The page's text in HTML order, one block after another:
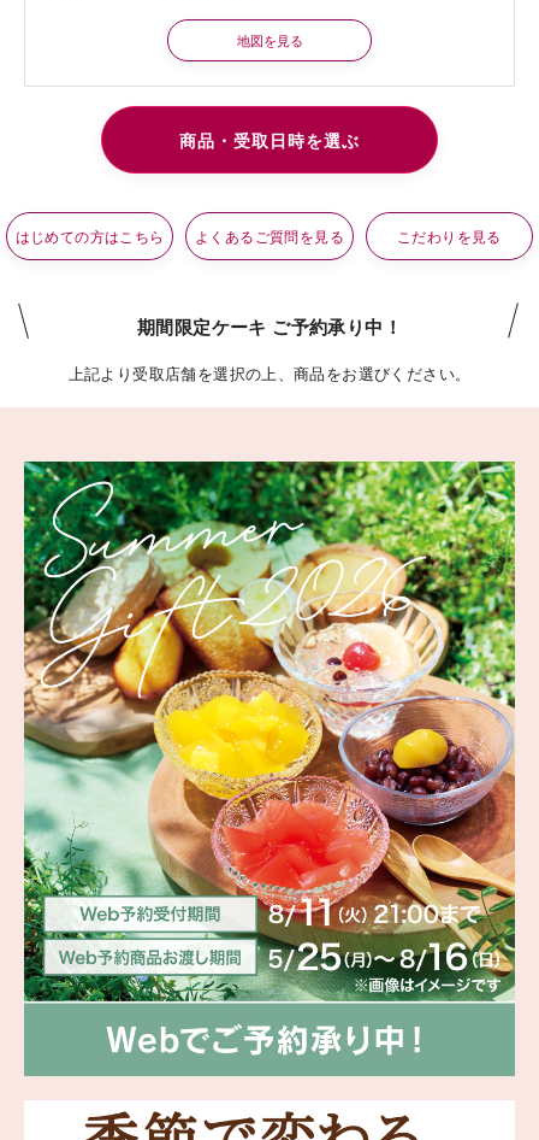
地図を見る
はじめての方はこちら よくあるご質問を見る こだわりを見る
期間限定ケーキ ご予約承り中！
上記より受取店舗を選択の上、商品をお選びください。
海外 Overseas shops
Malaysia